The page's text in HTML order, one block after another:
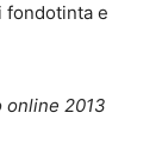
fondotinta e
2013